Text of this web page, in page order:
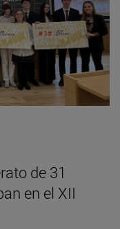
de 31
en el XII